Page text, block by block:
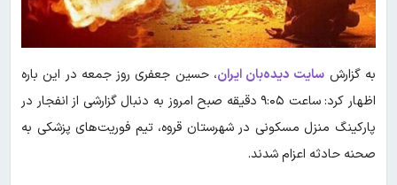
به گزارش سایت دیده‌بان ایران، حسین جعفری روز جمعه در این باره
اظهار کرد: ساعت ۹:۰۵ دقیقه صبح امروز به دنبال گزارشی از انفجار در
پارکینگ منزل مسکونی در شهرستان قروه، تیم فوریت‌های پزشکی به
صحنه حادثه اعزام شدند.